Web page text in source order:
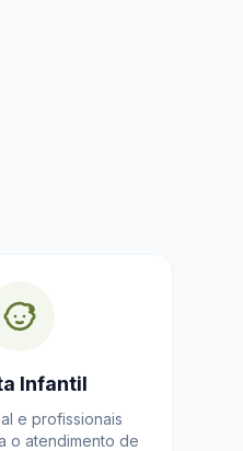
Infantil
e profissionais
o atendimento de